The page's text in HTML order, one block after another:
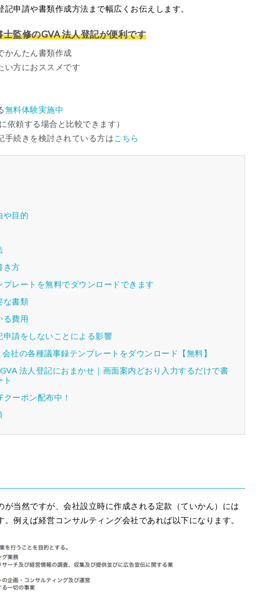
申請や書類作成方法まで幅広くお伝えします。
監修のGVA 法人登記が便利です
かんたん書類作成
い方におススメです
無料体験実施中
依頼する場合と比較できます）
続きを検討されている方はこちら
や目的
き方
レートを無料でダウンロードできます
な書類
る費用
申請をしないことによる影響
社の各種議事録テンプレートをダウンロード【無料】
法人登記におまかせ｜画面案内どおり入力するだけで書
クーポン配布中！
当然ですが、会社設立時に作成される定款（ていかん）には
例えば経営コンサルティング会社であれば以下になります。